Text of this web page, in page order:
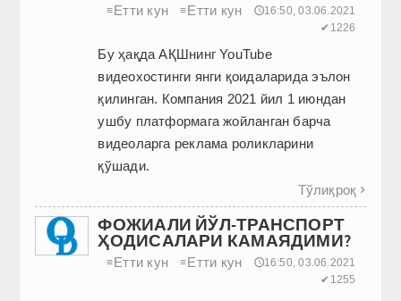
≡Етти кун ≡Етти кун
🕔16:50, 03.06.2021
✔1226
Бу ҳақда АҚШнинг YouTube
видеохостинги янги қоидаларида эълон
қилинган. Компания 2021 йил 1 июндан
ушбу платформага жойланган барча
видеоларга реклама роликларини
қўшади.
Тўлиқроқ 
ФОЖИАЛИ ЙЎЛ-ТРАНСПОРТ
ҲОДИСАЛАРИ КАМАЯДИМИ?
≡Етти кун ≡Етти кун
🕔16:50, 03.06.2021
✔1255